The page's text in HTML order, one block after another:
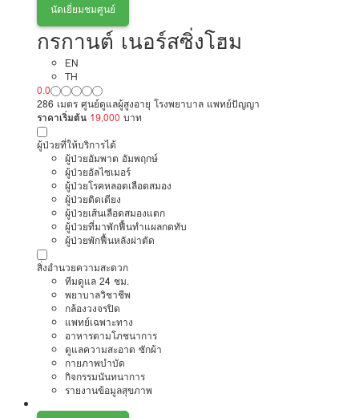
นัดเยี่ยมชมศูนย์
กรกานต์ เนอร์สซิ่งโฮม
EN
TH
0.0
286 เมตร ศูนย์ดูแลผู้สูงอายุ โรงพยาบาล แพทย์ปัญญา
ราคาเริ่มต้น 19,000 บาท
ผู้ป่วยที่ให้บริการได้
ผู้ป่วยอัมพาต อัมพฤกษ์
ผู้ป่วยอัลไซเมอร์
ผู้ป่วยโรคหลอดเลือดสมอง
ผู้ป่วยติดเตียง
ผู้ป่วยเส้นเลือดสมองแตก
ผู้ป่วยที่มาพักฟื้นทำแผลกดทับ
ผู้ป่วยพักฟื้นหลังผ่าตัด
สิ่งอำนวยความสะดวก
ทีมดูแล 24 ชม.
พยาบาลวิชาชีพ
กล้องวงจรปิด
แพทย์เฉพาะทาง
อาหารตามโภชนาการ
ดูแลความสะอาด ซักผ้า
กายภาพบำบัด
กิจกรรมนันทนาการ
รายงานข้อมูลสุขภาพ